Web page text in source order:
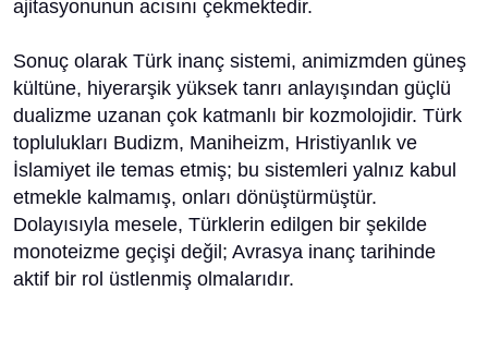
ajitasyonunun acısını çekmektedir.​​
Sonuç olarak Türk inanç sistemi, animizmden güneş
kültüne, hiyerarşik yüksek tanrı anlayışından güçlü
dualizme uzanan çok katmanlı bir kozmolojidir. Türk
toplulukları Budizm, Maniheizm, Hristiyanlık ve
İslamiyet ile temas etmiş; bu sistemleri yalnız kabul
etmekle kalmamış, onları dönüştürmüştür.
Dolayısıyla mesele, Türklerin edilgen bir şekilde
monoteizme geçişi değil; Avrasya inanç tarihinde
aktif bir rol üstlenmiş olmalarıdır.